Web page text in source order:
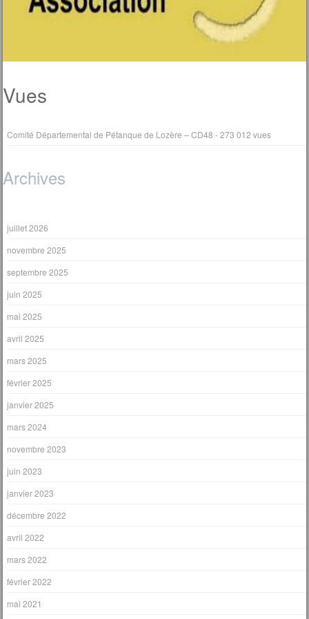
Vues
Comité Départemental de Pétanque de Lozère – CD48 - 273 012 vues
Archives
juillet 2026
novembre 2025
septembre 2025
juin 2025
mai 2025
avril 2025
mars 2025
février 2025
janvier 2025
mars 2024
novembre 2023
juin 2023
janvier 2023
décembre 2022
avril 2022
mars 2022
février 2022
mai 2021